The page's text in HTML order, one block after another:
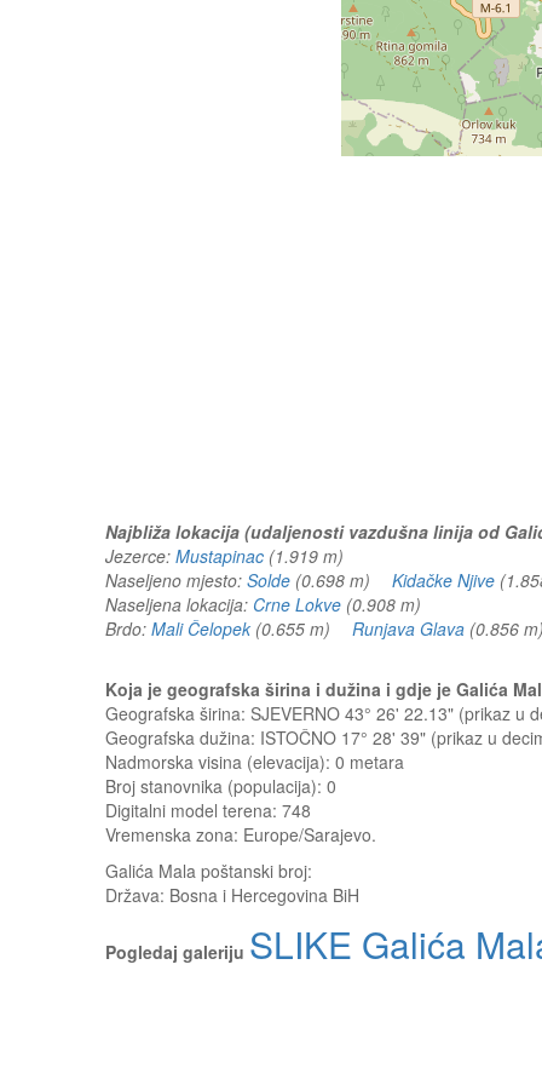
Najbliža lokacija (udaljenosti vazdušna linija od
Jezerce: Mustapinac (1.919 m)
Naseljeno mjesto: Solde (0.698 m) Kidačke Njive
Naseljena lokacija: Crne Lokve (0.908 m)
Brdo: Mali Čelopek (0.655 m) Runjava Glava (0.856
Koja je geografska širina i dužina i gdje je Galića
Geografska širina: SJEVERNO 43° 26' 22.13" (prikaz u
Geografska dužina: ISTOČNO 17° 28' 39" (prikaz u
Nadmorska visina (elevacija): 0 metara
Broj stanovnika (populacija): 0
Digitalni model terena: 748
Vremenska zona: Europe/Sarajevo.
Galića Mala poštanski broj:
Država: Bosna i Hercegovina BiH
Pogledaj galeriju SLIKE Galića